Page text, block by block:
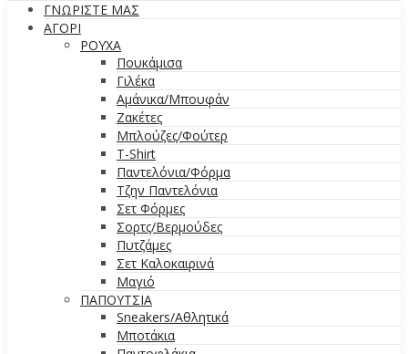
ΓΝΩΡΙΣΤΕ ΜΑΣ
ΑΓΟΡΙ
ΡΟΥΧΑ
Πουκάμισα
Γιλέκα
Αμάνικα/Μπουφάν
Ζακέτες
Μπλούζες/Φούτερ
T-Shirt
Παντελόνια/Φόρμα
Τζην Παντελόνια
Σετ Φόρμες
Σορτς/Βερμούδες
Πυτζάμες
Σετ Καλοκαιρινά
Μαγιό
ΠΑΠΟΥΤΣΙΑ
Sneakers/Aθλητικά
Μποτάκια